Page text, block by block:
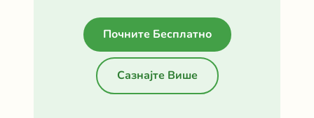
Почните Бесплатно
Сазнајте Више